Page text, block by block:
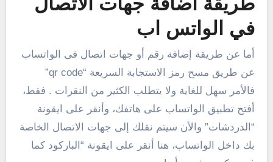
في الواتس اب
أما عن طريقة إضافة رقم أو جهات اتصال فى الواتساب
عن طريق مسح رمز الاستجابة السريعة “qr code”
فالأمر سهل للغاية ولا يتطلب الكثير من النقرات . فقط،
أفتح تطبيق الواتساب على هاتفك، وأنقر على ايقونة
“الدردشات” والأن سيتم نقلك إلى جهات الاتصال الخاصة
بك داخل الواتساب، هنا أنقر على ايقونة “الباركود كما